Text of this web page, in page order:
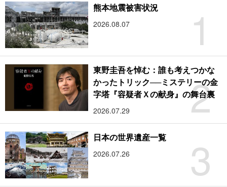
1
熊本地震被害状況
2026.08.07
2
東野圭吾を悼む：誰も考えつかな
かったトリック──ミステリーの金
字塔『容疑者Ｘの献身』の舞台裏
2026.07.29
3
日本の世界遺産一覧
2026.07.26